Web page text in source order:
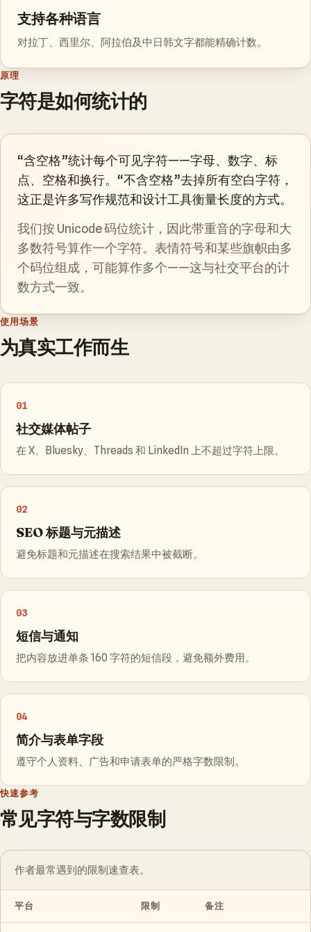
支持各种语言
对拉丁、西里尔、阿拉伯及中日韩文字都能精确计数。
原理
字符是如何统计的
“含空格”统计每个可见字符——字母、数字、标
点、空格和换行。“不含空格”去掉所有空白字符，
这正是许多写作规范和设计工具衡量长度的方式。
我们按 Unicode 码位统计，因此带重音的字母和大
多数符号算作一个字符。表情符号和某些旗帜由多
个码位组成，可能算作多个——这与社交平台的计
数方式一致。
使用场景
为真实工作而生
01
社交媒体帖子
在 X、Bluesky、Threads 和 LinkedIn 上不超过字符上限。
02
SEO 标题与元描述
避免标题和元描述在搜索结果中被截断。
03
短信与通知
把内容放进单条 160 字符的短信段，避免额外费用。
04
简介与表单字段
遵守个人资料、广告和申请表单的严格字数限制。
快速参考
常见字符与字数限制
作者最常遇到的限制速查表。
平台 限制 备注